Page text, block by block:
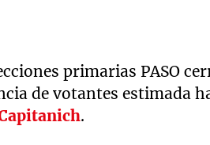
primarias PASO
de votantes estimada
.